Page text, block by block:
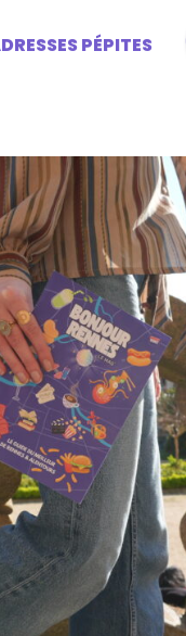
PÉPITES